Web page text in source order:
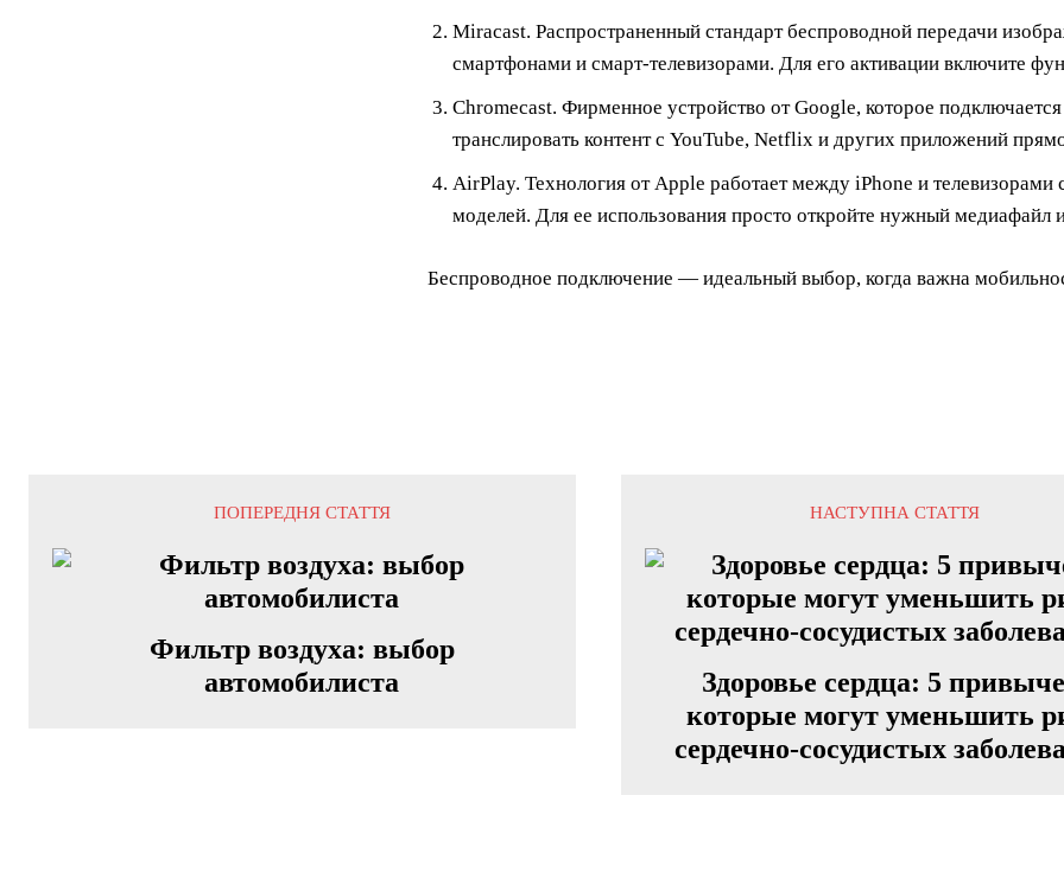
Miracast. Распространенный стандарт беспроводной передачи
смартфонами и смарт-телевизорами. Для его активации включите
Chromecast. Фирменное устройство от Google, которое
транслировать контент с YouTube, Netflix и других приложений
AirPlay. Технология от Apple работает между iPhone и
моделей. Для ее использования просто откройте нужный медиафайл
Беспроводное подключение — идеальный выбор, когда важна
ПОПЕРЕДНЯ СТАТТЯ
Фильтр воздуха: выбор
автомобилиста
НАСТУПНА СТАТТЯ
Здоровье сердца: 5
которые могут уменьшить
сердечно-сосудистых